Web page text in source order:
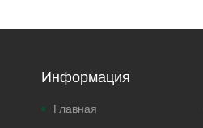
Информация
Главная